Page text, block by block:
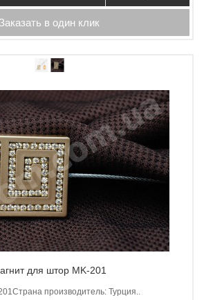
Заказать в один клик
для штор MK-201
производитель: Турция..